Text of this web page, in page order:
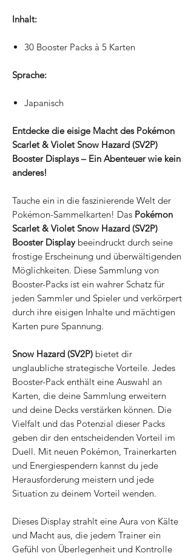
Inhalt:
30 Booster Packs à 5 Karten
Sprache:
Japanisch
Entdecke die eisige Macht des Pokémon
Scarlet & Violet Snow Hazard (SV2P)
Booster Displays – Ein Abenteuer wie kein
anderes!
Tauche ein in die faszinierende Welt der
Pokémon-Sammelkarten! Das Pokémon
Scarlet & Violet Snow Hazard (SV2P)
Booster Displaybeeindruckt durch seine
frostige Erscheinung und überwältigenden
Möglichkeiten. Diese Sammlung von
Booster-Packs ist ein wahrer Schatz für
jeden Sammler und Spieler und verkörpert
durch ihre eisigen Inhalte und mächtigen
Karten pure Spannung.
Snow Hazard (SV2P) bietet dir
unglaubliche strategische Vorteile. Jedes
Booster-Pack enthält eine Auswahl an
Karten, die deine Sammlung erweitern
und deine Decks verstärken können. Die
Vielfalt und das Potenzial dieser Packs
geben dir den entscheidenden Vorteil im
Duell. Mit neuen Pokémon, Trainerkarten
und Energiespendern kannst du jede
Herausforderung meistern und jede
Situation zu deinem Vorteil wenden.
Dieses Display strahlt eine Aura von Kälte
und Macht aus, die jedem Trainer ein
Gefühl von Überlegenheit und Kontrolle